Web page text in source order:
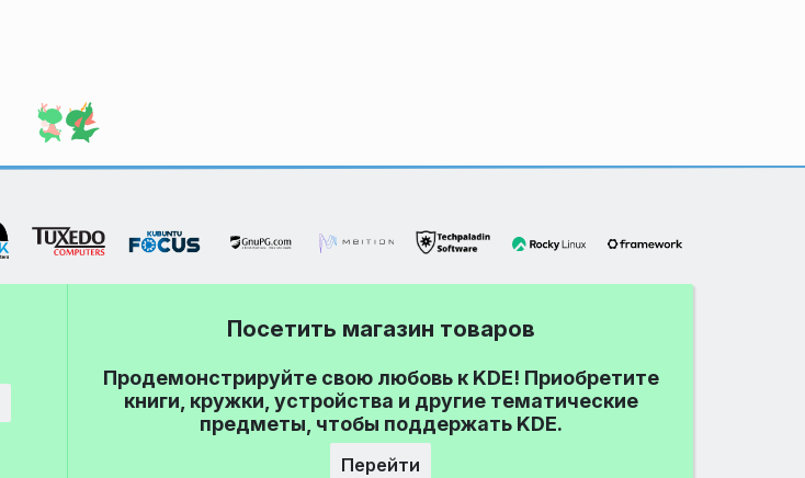
Посетить магазин товаров
Продемонстрируйте свою любовь к KDE! Приобретите
книги, кружки, устройства и другие тематические
предметы, чтобы поддержать KDE.
Перейти